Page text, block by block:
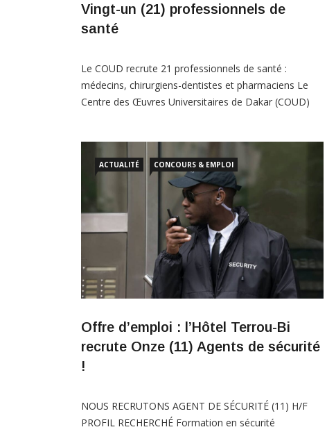
Vingt-un (21) professionnels de
santé
Le COUD recrute 21 professionnels de santé :
médecins, chirurgiens-dentistes et pharmaciens Le
Centre des Œuvres Universitaires de Dakar (COUD)
services médicaux. Postes à pourvoir : *
médecins prestataires *
5 chirurgiens-dentistes *
ACTUALITÉ CONCOURS & EMPLOI
Offre d’emploi : l’Hôtel Terrou-Bi
recrute Onze (11) Agents de sécurité
!
NOUS RECRUTONS AGENT DE SÉCURITÉ (11) H/F
PROFIL RECHERCHÉ Formation en sécurité